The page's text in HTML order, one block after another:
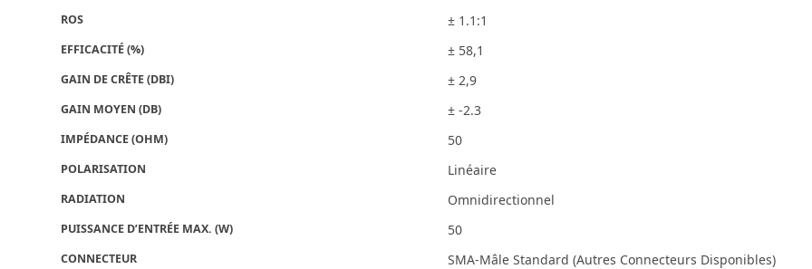
ROS ± 1.1:1
EFFICACITÉ (%) ± 58,1
GAIN DE CRÊTE (DBI) ± 2,9
GAIN MOYEN (DB) ± -2.3
IMPÉDANCE (OHM) 50
POLARISATION Linéaire
RADIATION Omnidirectionnel
PUISSANCE D’ENTRÉE MAX. (W) 50
CONNECTEUR SMA-Mâle Standard (Autres Connecteurs Disponibles)